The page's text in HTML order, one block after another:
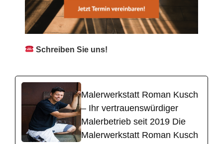
Schreiben Sie uns!
Malerwerkstatt Roman Kusch
– Ihr vertrauenswürdiger
Malerbetrieb seit 2019 Die
Malerwerkstatt Roman Kusch